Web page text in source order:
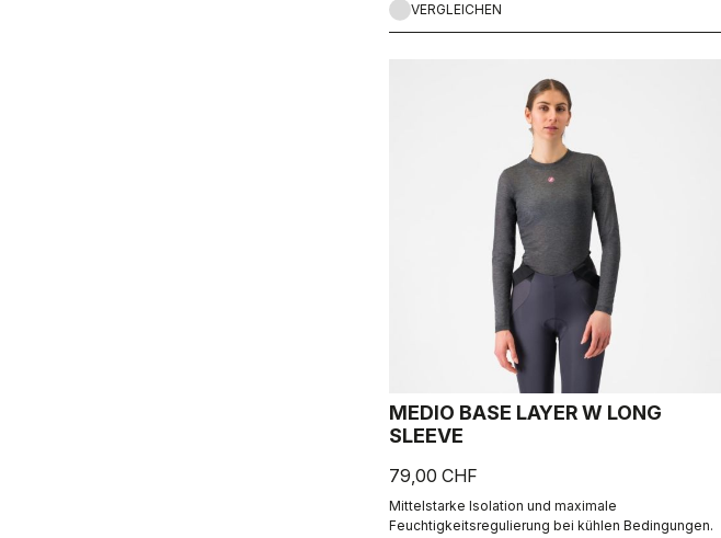
VERGLEICHEN
MEDIO BASE LAYER W LONG
SLEEVE
79,00 CHF
Mittelstarke Isolation und maximale
Feuchtigkeitsregulierung bei kühlen Bedingungen.